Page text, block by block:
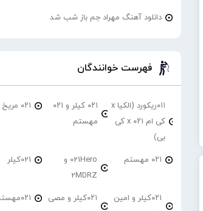
دانلود آهنگ مهراد جم باز شب شد
فهرست خوانندگان
۰۱۱ریکورد (الکیا x
کی ام ۰۲۱ x کی
بی)
۰۲۱ کیلر و ۰۲۱
مهستم
۰۲۱ مریخ
۰۲۱ مهستم
021Hero و
2MDRZ
021کیلر
۰۲۱کیلر و امین
۰۲۱کیلر و مصی
۰۲۱مهستم